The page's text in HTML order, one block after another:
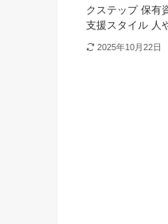
クステップ 保有
支援スタイル 人
2025年10月22日